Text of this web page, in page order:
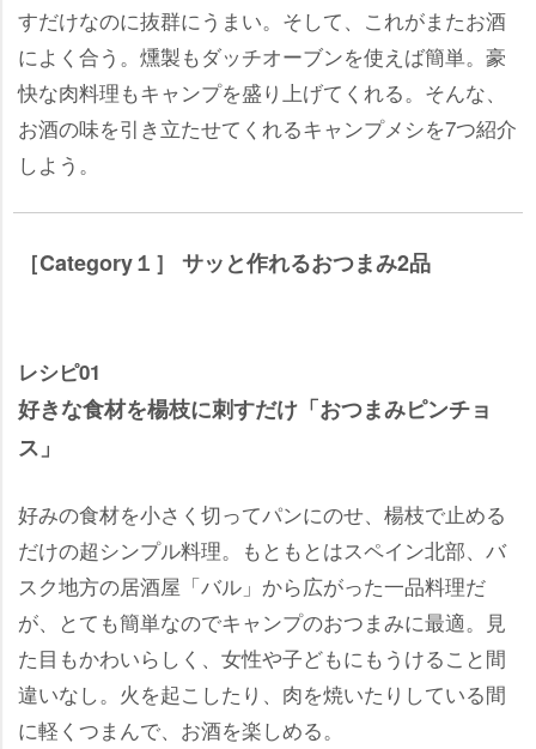
すだけなのに抜群にうまい。そして、これがまたお酒
によく合う。燻製もダッチオーブンを使えば簡単。豪
快な肉料理もキャンプを盛り上げてくれる。そんな、
お酒の味を引き立たせてくれるキャンプメシを7つ紹介
しよう。
［Category１］ サッと作れるおつまみ2品
レシピ01
好きな食材を楊枝に刺すだけ「おつまみピンチョ
ス」
好みの食材を小さく切ってパンにのせ、楊枝で止める
だけの超シンプル料理。もともとはスペイン北部、バ
スク地方の居酒屋「バル」から広がった一品料理だ
が、とても簡単なのでキャンプのおつまみに最適。見
た目もかわいらしく、女性や子どもにもうけること間
違いなし。火を起こしたり、肉を焼いたりしている間
に軽くつまんで、お酒を楽しめる。